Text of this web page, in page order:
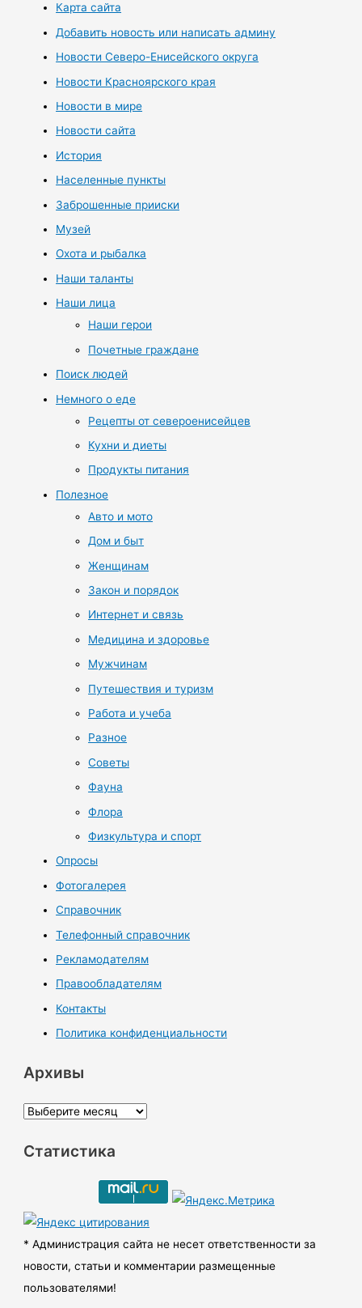
Карта сайта
Добавить новость или написать админу
Новости Северо-Енисейского округа
Новости Красноярского края
Новости в мире
Новости сайта
История
Населенные пункты
Заброшенные прииски
Музей
Охота и рыбалка
Наши таланты
Наши лица
Наши герои
Почетные граждане
Поиск людей
Немного о еде
Рецепты от североенисейцев
Кухни и диеты
Продукты питания
Полезное
Авто и мото
Дом и быт
Женщинам
Закон и порядок
Интернет и связь
Медицина и здоровье
Мужчинам
Путешествия и туризм
Работа и учеба
Разное
Советы
Фауна
Флора
Физкультура и спорт
Опросы
Фотогалерея
Справочник
Телефонный справочник
Рекламодателям
Правообладателям
Контакты
Политика конфиденциальности
Архивы
А
х
ы
Статистика
* Администрация сайта не несет ответственности за
новости, статьи и комментарии размещенные
пользователями!